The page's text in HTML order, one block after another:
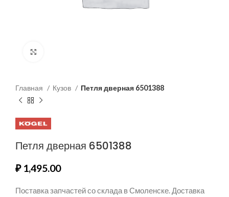
Главная Кузов Петля дверная 6501388
Петля дверная 6501388
₽1,495.00
Поставка запчастей со склада в Смоленске. Доставка